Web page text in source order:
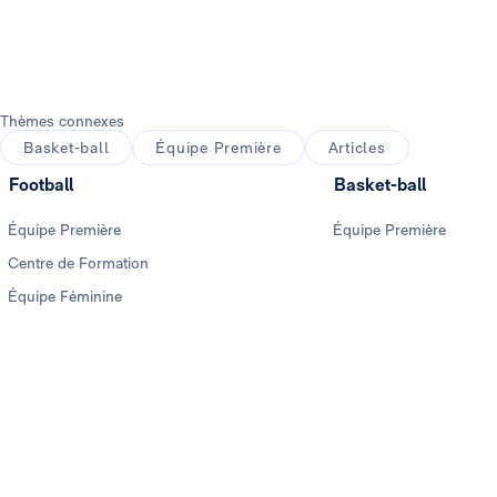
Thèmes connexes
Basket-ball
Équipe Première Articles
Football
Équipe Première
Centre de Formation
Équipe Féminine
Basket-ball
Équipe Première